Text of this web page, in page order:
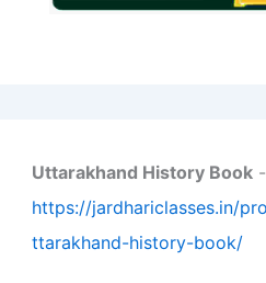
Uttarakhand History Book -
https://jardhariclasses.in/
ttarakhand-history-book/